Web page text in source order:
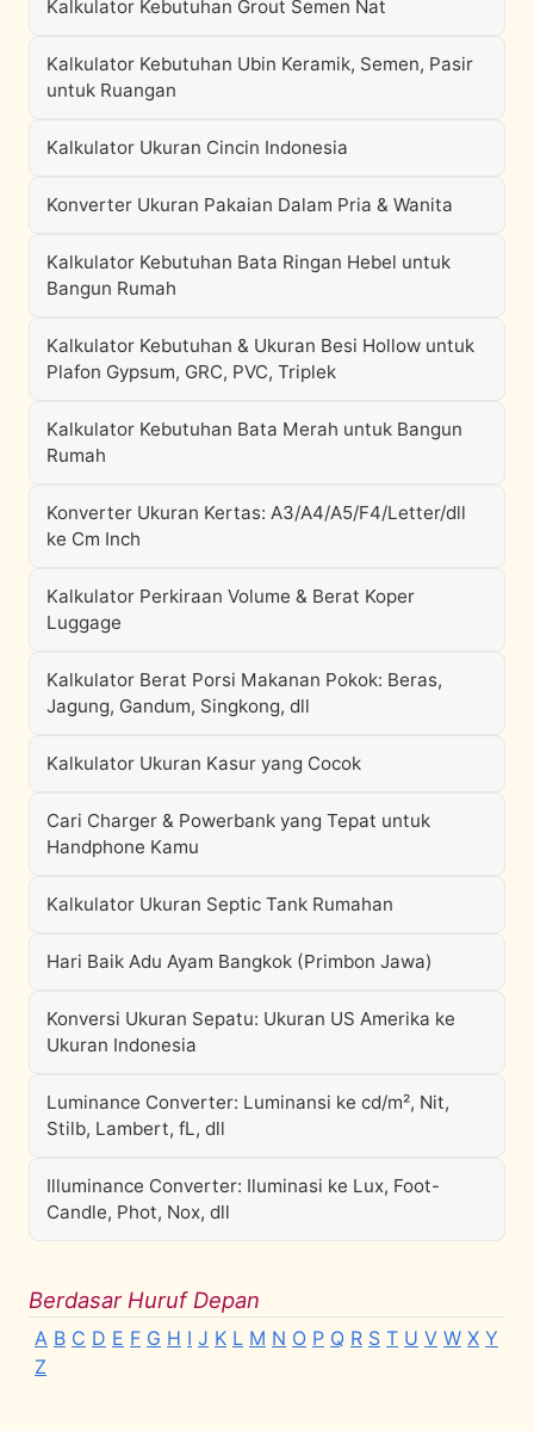
Kalkulator Kebutuhan Grout Semen Nat
Kalkulator Kebutuhan Ubin Keramik, Semen, Pasir
untuk Ruangan
Kalkulator Ukuran Cincin Indonesia
Konverter Ukuran Pakaian Dalam Pria & Wanita
Kalkulator Kebutuhan Bata Ringan Hebel untuk
Bangun Rumah
Kalkulator Kebutuhan & Ukuran Besi Hollow untuk
Plafon Gypsum, GRC, PVC, Triplek
Kalkulator Kebutuhan Bata Merah untuk Bangun
Rumah
Konverter Ukuran Kertas: A3/A4/A5/F4/Letter/dll
ke Cm Inch
Kalkulator Perkiraan Volume & Berat Koper
Luggage
Kalkulator Berat Porsi Makanan Pokok: Beras,
Jagung, Gandum, Singkong, dll
Kalkulator Ukuran Kasur yang Cocok
Cari Charger & Powerbank yang Tepat untuk
Handphone Kamu
Kalkulator Ukuran Septic Tank Rumahan
Hari Baik Adu Ayam Bangkok (Primbon Jawa)
Konversi Ukuran Sepatu: Ukuran US Amerika ke
Ukuran Indonesia
Luminance Converter: Luminansi ke cd/m², Nit,
Stilb, Lambert, fL, dll
Illuminance Converter: Iluminasi ke Lux, Foot-
Candle, Phot, Nox, dll
Berdasar Huruf Depan
A B C D E F G H I J K L M N O P Q R S T U V W X Y
Z